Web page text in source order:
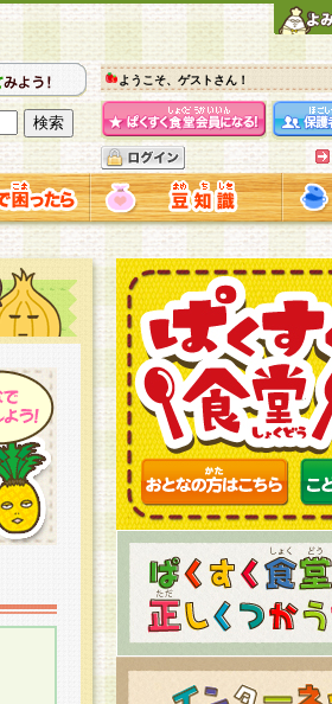
ようこそ、ゲストさん！